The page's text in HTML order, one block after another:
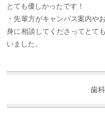
とても優しかったです！
・先輩方がキャンパス案内や
身に相談してくださってとて
いました。
歯